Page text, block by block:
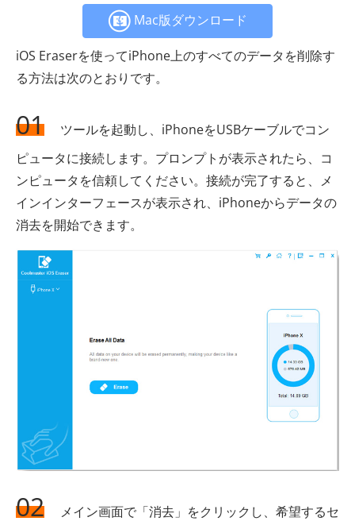
Mac版ダウンロード
iOS Eraserを使ってiPhone上のすべてのデータを削除す
る方法は次のとおりです。
01
ツールを起動し、iPhoneをUSBケーブルでコン
ピュータに接続します。プロンプトが表示されたら、コ
ンピュータを信頼してください。接続が完了すると、メ
インインターフェースが表示され、iPhoneからデータの
消去を開始できます。
02
メイン画面で「消去」をクリックし、希望するセ